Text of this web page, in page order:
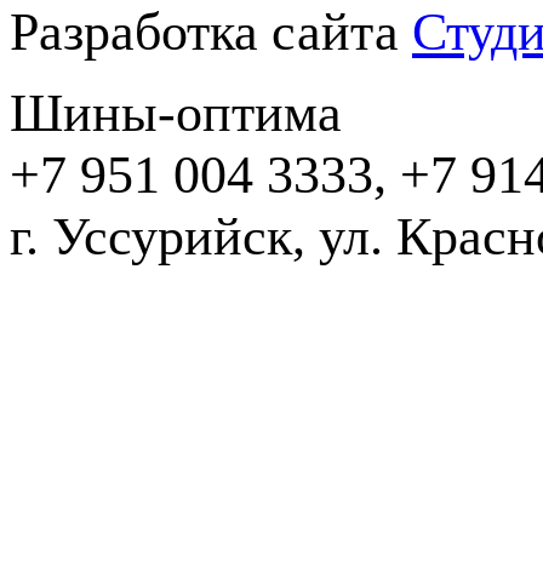
Разработка сайта
Шины-оптима
+7 951 004 3333, +7
г. Уссурийск, ул.